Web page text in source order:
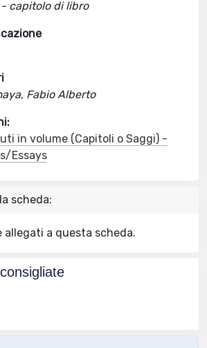
capitolo di libro
Fabio Alberto
in volume (Capitoli o Saggi) -
Essays
scheda:
allegati a questa scheda.